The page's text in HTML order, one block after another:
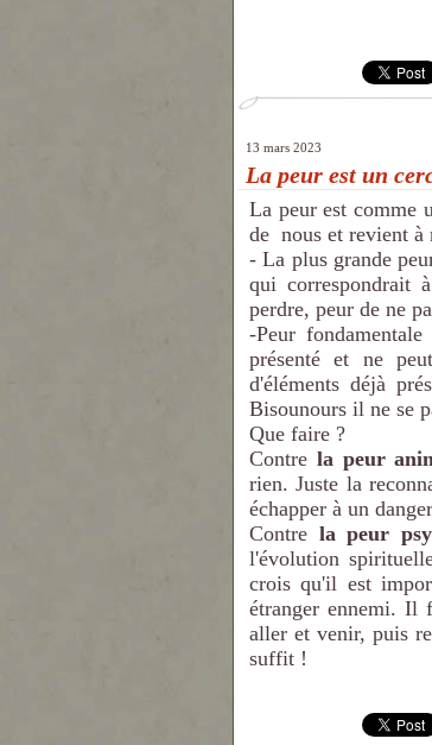
13 mars 2023
La peur est un
La peur est comme
de nous et revient à
- La plus grande
qui correspondrait
perdre, peur de ne
-Peur
présenté et ne
d'éléments déjà
Bisounours il ne se
Que faire ?
Contre la peur
rien. Juste la
échapper à un
Contre la peur
l'évolution
crois qu'il est
étranger ennemi. Il
aller et venir, puis
suffit !